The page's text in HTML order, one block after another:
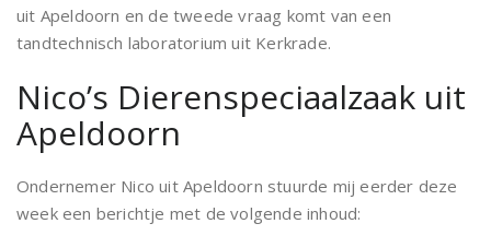
uit Apeldoorn en de tweede vraag komt van een
tandtechnisch laboratorium uit Kerkrade.
Nico’s Dierenspeciaalzaak uit
Apeldoorn
Ondernemer Nico uit Apeldoorn stuurde mij eerder deze
week een berichtje met de volgende inhoud: